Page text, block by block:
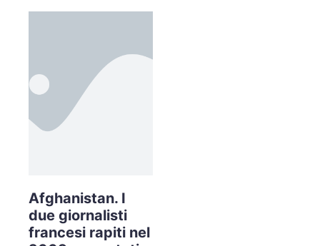
Afghanistan. I
due giornalisti
francesi rapiti nel